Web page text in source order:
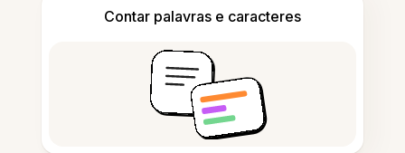
Contar palavras e caracteres